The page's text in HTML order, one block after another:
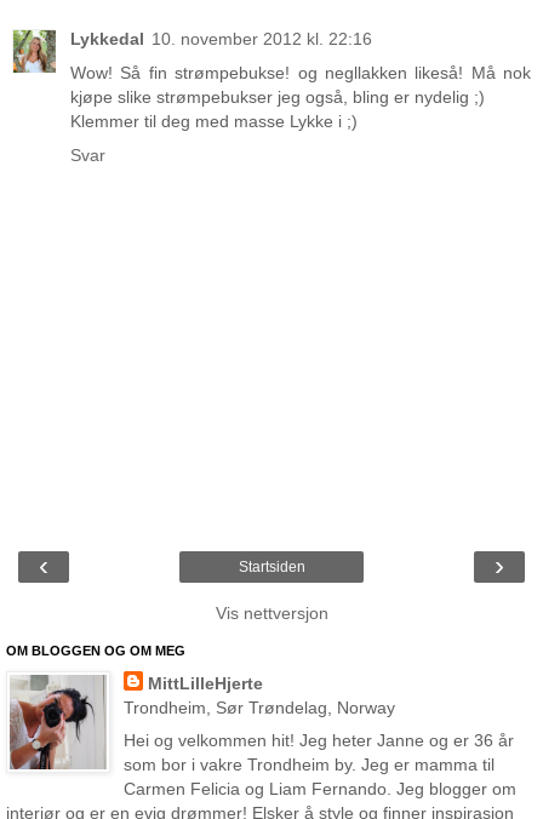
Lykkedal 10. november 2012 kl. 22:16
Wow! Så fin strømpebukse! og negllakken likeså! Må nok
kjøpe slike strømpebukser jeg også, bling er nydelig ;)
Klemmer til deg med masse Lykke i ;)
Svar
‹ ›
Startsiden
Vis nettversjon
OM BLOGGEN OG OM MEG
MittLilleHjerte
Trondheim, Sør Trøndelag, Norway
Hei og velkommen hit! Jeg heter Janne og er 36 år
som bor i vakre Trondheim by. Jeg er mamma til
Carmen Felicia og Liam Fernando. Jeg blogger om
interiør og er en evig drømmer! Elsker å style og finner inspirasjon